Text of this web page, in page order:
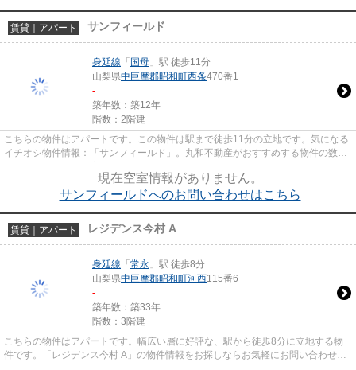
賃貸｜アパート サンフィールド
身延線 「 国母 」駅 徒歩11分
山梨県中巨摩郡昭和町西条470番1
-
築年数：築12年
階数：2階建
こちらの物件はアパートです。この物件は駅まで徒歩11分の立地です。気になる
イチオシ物件情報：「サンフィールド」。丸和不動産がおすすめする物件の数々
現在空室情報がありません。
サンフィールドへのお問い合わせはこちら
賃貸｜アパート レジデンス今村 A
身延線 「 常永 」駅 徒歩8分
山梨県中巨摩郡昭和町河西115番6
-
築年数：築33年
階数：3階建
こちらの物件はアパートです。幅広い層に好評な、駅から徒歩8分に立地する物
件です。「レジデンス今村 A」の物件情報をお探しならお気軽にお問い合わせ下